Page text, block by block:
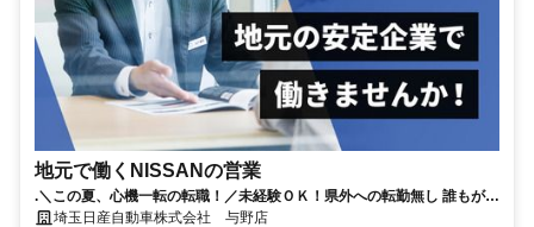
地元で働くNISSANの営業
.＼この夏、心機一転の転職！／未経験ＯＫ！県外への転勤無し 誰もが知
る安心な会社！│年間休日120日│賞与4.8か月分（昨年実績）
埼玉日産自動車株式会社 与野店